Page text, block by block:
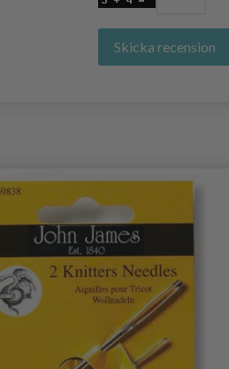
Skicka recension